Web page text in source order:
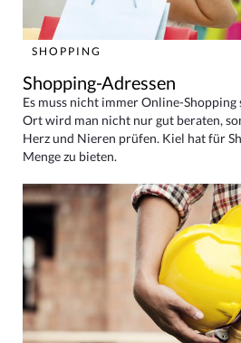
SHOPPING
Shopping-Adressen
Es muss nicht immer Online-
Ort wird man nicht nur gut beraten,
Herz und Nieren prüfen. Kiel hat für
Menge zu bieten.